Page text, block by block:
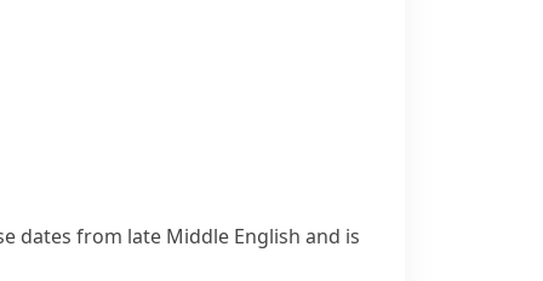
dates from late Middle English and is